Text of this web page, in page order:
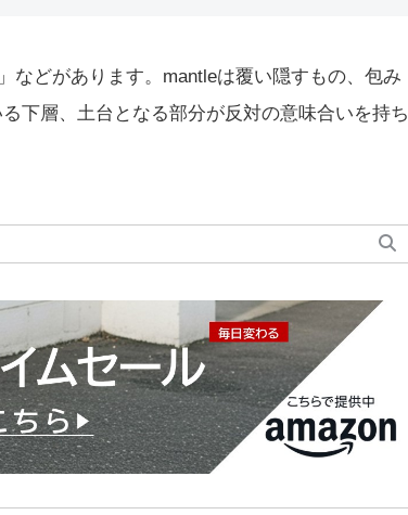
」などがあります。mantleは覆い隠すもの、包み
下層、土台となる部分が反対の意味合いを持ち